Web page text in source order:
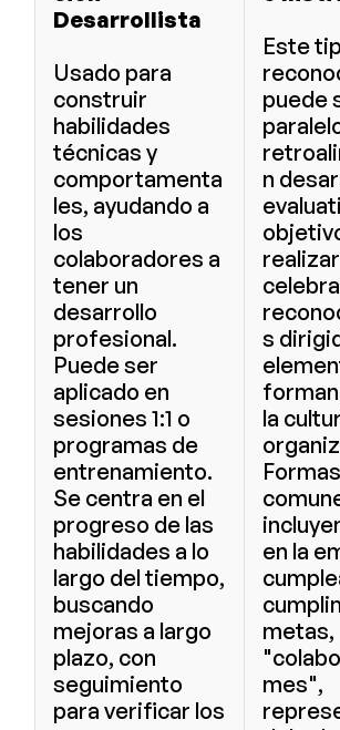
Desarrollista
Usado para
construir
habilidades
técnicas y
comportamenta
les, ayudando a
los
colaboradores a
tener un
desarrollo
profesional.
Puede ser
aplicado en
sesiones 1:1 o
programas de
entrenamiento.
Se centra en el
progreso de las
habilidades a lo
largo del tiempo,
buscando
mejoras a largo
plazo, con
seguimiento
para verificar los
Este
puede
n
realizar
s
la
Formas
en la
metas,
mes",